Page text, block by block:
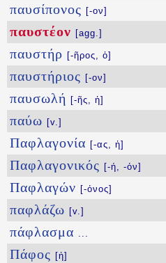
παυσίπονος [-ον]
παυστέον [agg.]
παυστήρ [-ῆρος, ὁ]
παυστήριος [-ον]
παυσωλή [-ῆς, ἡ]
παύω [v.]
Παφλαγονία [-ας, ἡ]
Παφλαγονικός [-ή, -όν]
Παφλαγών [-όνος]
παφλάζω [v.]
πάφλασμα ...
Πάφος [ἡ]